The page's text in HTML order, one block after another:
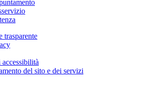
trasparente
del sito e dei servizi